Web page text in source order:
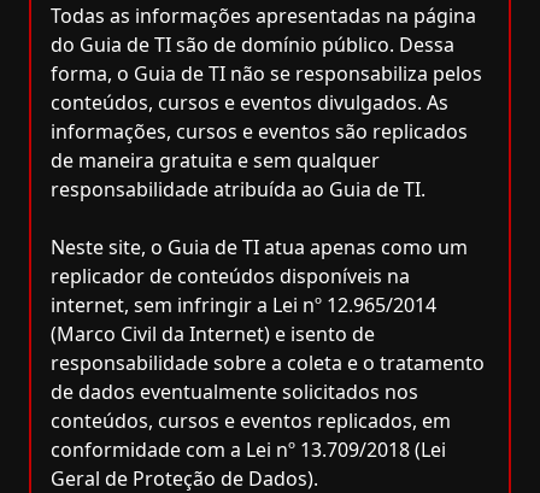
Todas as informações apresentadas na página
do Guia de TI são de domínio público. Dessa
forma, o Guia de TI não se responsabiliza pelos
conteúdos, cursos e eventos divulgados. As
informações, cursos e eventos são replicados
de maneira gratuita e sem qualquer
responsabilidade atribuída ao Guia de TI.
Neste site, o Guia de TI atua apenas como um
replicador de conteúdos disponíveis na
internet, sem infringir a Lei nº 12.965/2014
(Marco Civil da Internet) e isento de
responsabilidade sobre a coleta e o tratamento
de dados eventualmente solicitados nos
conteúdos, cursos e eventos replicados, em
conformidade com a Lei nº 13.709/2018 (Lei
Geral de Proteção de Dados).